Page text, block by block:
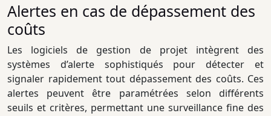
Alertes en cas de dépassement des
coûts
Les logiciels de gestion de projet intègrent des
systèmes d’alerte sophistiqués pour détecter et
signaler rapidement tout dépassement des coûts. Ces
alertes peuvent être paramétrées selon différents
seuils et critères, permettant une surveillance fine des